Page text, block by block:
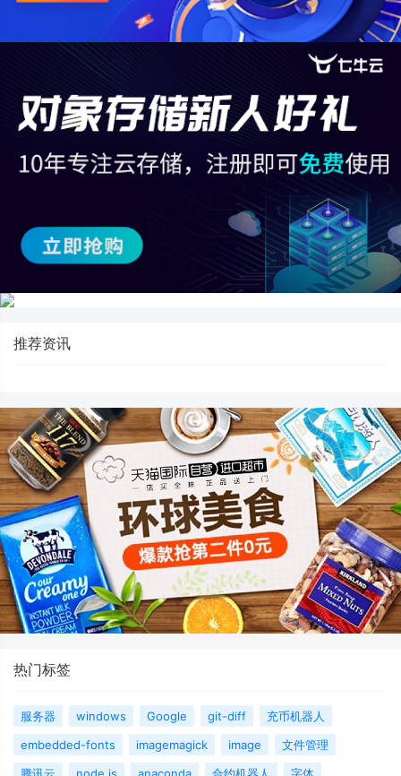
推荐资讯
热门标签
服务器 windows Google git-diff
充币机器人
embedded-fonts
imagemagick image
文件管理
腾讯云
node.js anaconda 合约机器人
字体